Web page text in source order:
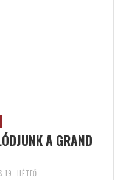
A GRAND
19. HÉTFŐ